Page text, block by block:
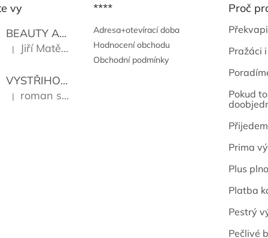
vy
BEAUTY AND THE BEAT
Go Go's
Hodnocení produktu je 5 z 5 hvězdiček.
| Jiří Matějů
VYSTŘIHOVÁNKY - PRAŽSKÉ PAMÁTKY Kropáček
Hodnocení produktu je 5 z 5 hvězdiček.
| roman sekanina
****
Adresa+otevírací doba
Hodnocení obchodu
Obchodní podmínky
Proč
Pražáci
Pokud
Prima
Plus
Platba
Pestrý
Pečlivé